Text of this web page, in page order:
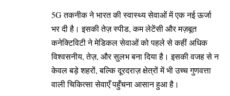
5G तकनीक ने भारत की स्वास्थ्य सेवाओं में एक नई ऊर्जा
भर दी है। इसकी तेज़ स्पीड, कम लेटेंसी और मज़बूत
कनेक्टिविटी ने मेडिकल सेवाओं को पहले से कहीं अधिक
विश्वसनीय, तेज़, और सुलभ बना दिया है। इसकी वजह से न
केवल बड़े शहरों, बल्कि दूरदराज़ क्षेत्रों में भी उच्च गुणवत्ता
वाली चिकित्सा सेवाएँ पहुँचना आसान हुआ है।